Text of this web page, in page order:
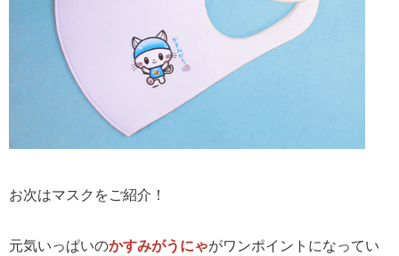
お次はマスクをご紹介！
元気いっぱいのかすみがうにゃがワンポイントになってい